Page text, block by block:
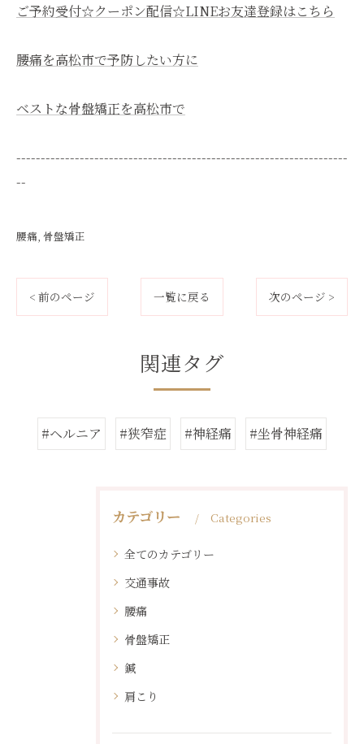
ご予約受付☆クーポン配信☆LINEお友達登録はこちら
腰痛を高松市で予防したい方に
ベストな骨盤矯正を高松市で
--------------------------------------------------------------------
--
腰痛 骨盤矯正
< 前のページ 一覧に戻る 次のページ >
関連タグ
#ヘルニア #狭窄症 #神経痛 #坐骨神経痛
カテゴリー Categories
全てのカテゴリー
交通事故
腰痛
骨盤矯正
鍼
肩こり